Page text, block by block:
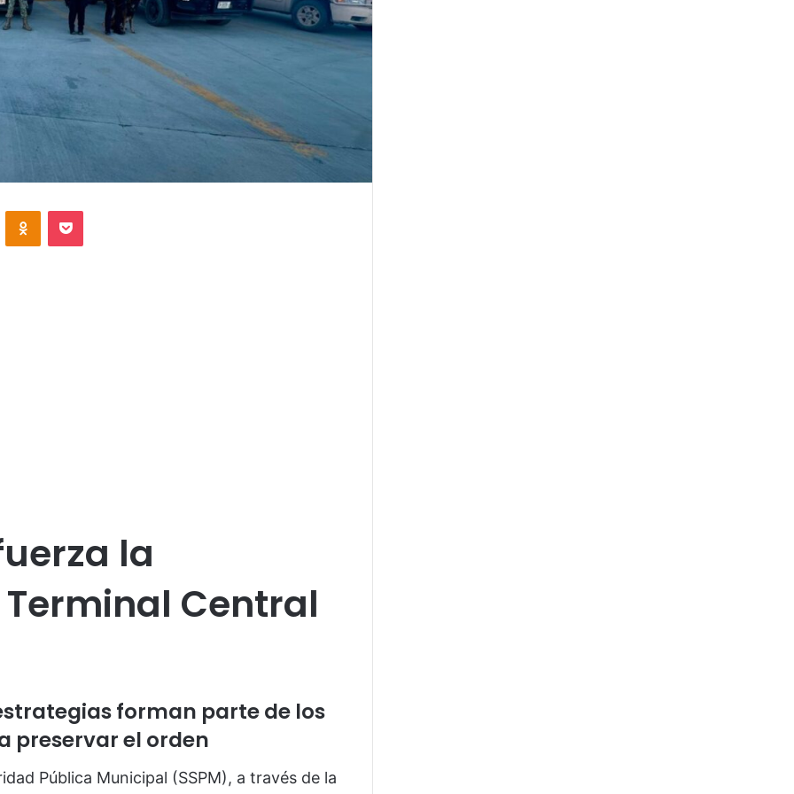
Odnoklassniki
Pocket
la
Central
forman parte de los
preservar el orden
Pública Municipal (SSPM), a través de la